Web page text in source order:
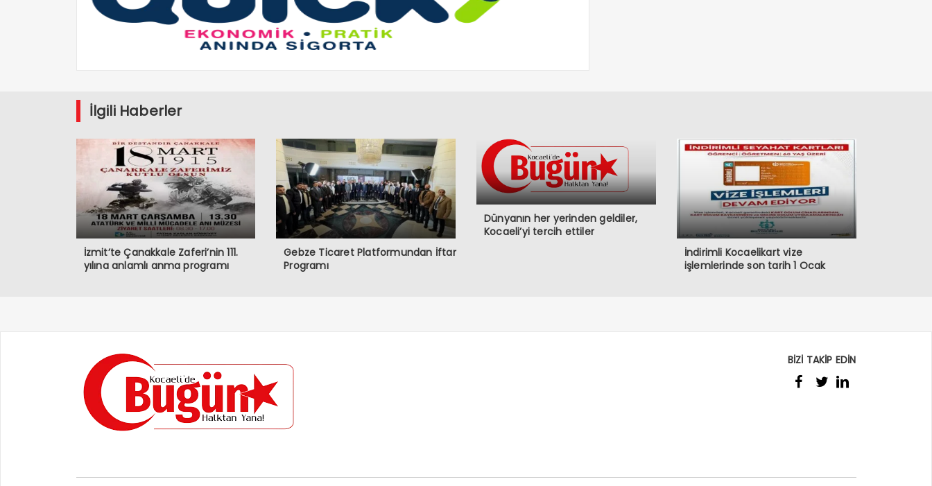
İlgili Haberler
İzmit’te Çanakkale Zaferi’nin 111.
yılına anlamlı anma programı
Gebze Ticaret Platformundan İftar
Programı
Dünyanın her yerinden geldiler,
Kocaeli’yi tercih ettiler
İndirimli Kocaelikart vize
işlemlerinde son tarih 1 Ocak
BİZİ TAKİP EDİN